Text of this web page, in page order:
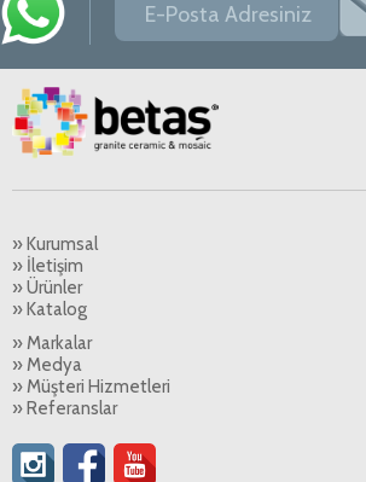
» Kurumsal
» İletişim
» Ürünler
» Katalog
» Markalar
» Medya
» Müşteri Hizmetleri
» Referanslar